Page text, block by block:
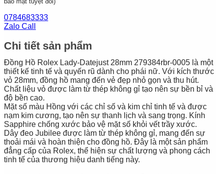
0784683333
Zalo Call
Chi tiết sản phẩm
Đồng Hồ Rolex Lady-Datejust 28mm 279384rbr-0005 là một
thiết kế tinh tế và quyến rũ dành cho phái nữ. Với kích thước
vỏ 28mm, đồng hồ mang đến vẻ đẹp nhỏ gọn và thu hút.
Chất liệu vỏ được làm từ thép không gỉ tạo nên sự bền bỉ và
độ bền cao.
Mặt số màu Hồng với các chỉ số và kim chỉ tinh tế và được
nạm kim cương, tạo nên sự thanh lịch và sang trọng. Kính
Sapphire chống xước bảo vệ mặt số khỏi vết trầy xước.
Dây đeo Jubilee được làm từ thép không gỉ, mang đến sự
thoải mái và hoàn thiện cho đồng hồ. Đây là một sản phẩm
đẳng cấp của Rolex, thể hiện sự chất lượng và phong cách
tinh tế của thương hiệu danh tiếng này.